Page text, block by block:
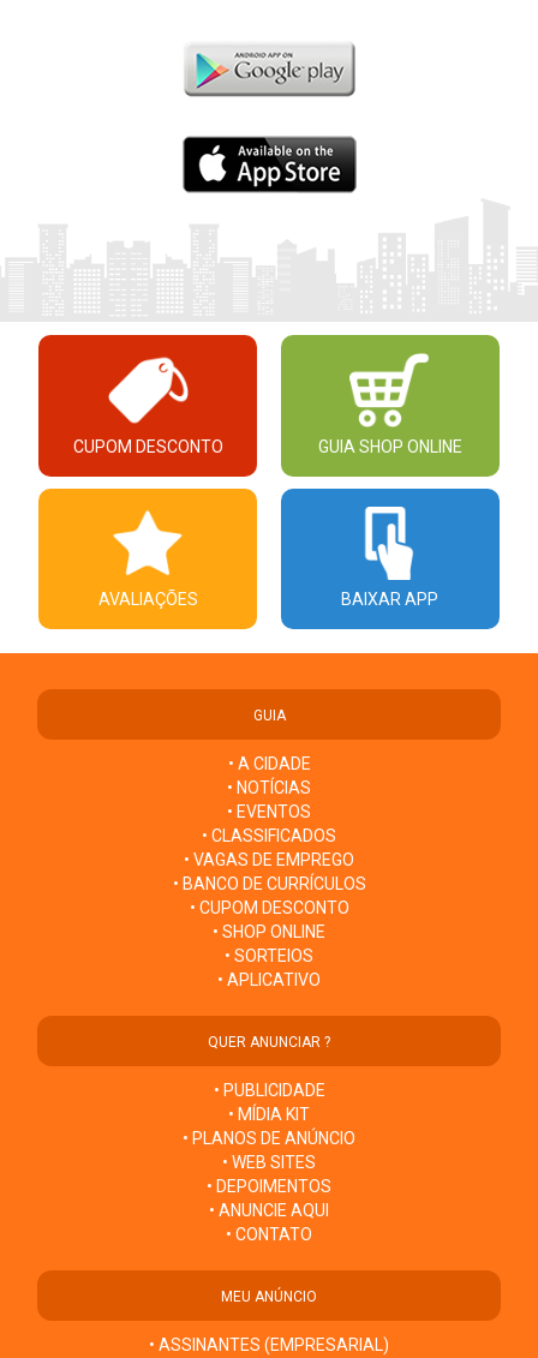
CUPOM DESCONTO GUIA SHOP ONLINE
AVALIAÇÕES BAIXAR APP
GUIA
• A CIDADE
• NOTÍCIAS
• EVENTOS
• CLASSIFICADOS
• VAGAS DE EMPREGO
• BANCO DE CURRÍCULOS
• CUPOM DESCONTO
• SHOP ONLINE
• SORTEIOS
• APLICATIVO
QUER ANUNCIAR ?
• PUBLICIDADE
• MÍDIA KIT
• PLANOS DE ANÚNCIO
• WEB SITES
• DEPOIMENTOS
• ANUNCIE AQUI
• CONTATO
MEU ANÚNCIO
• ASSINANTES (EMPRESARIAL)